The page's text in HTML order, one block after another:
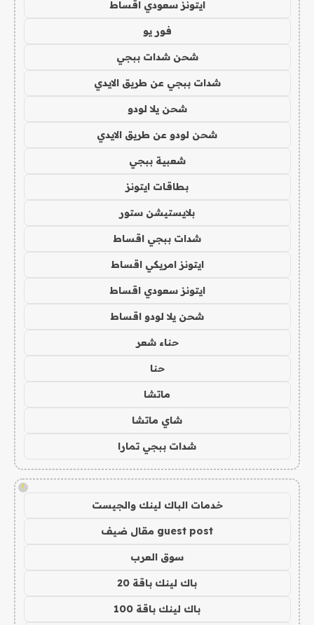
ايتونز سعودي اقساط
فور يو
شحن شدات ببجي
شدات ببجي عن طريق الايدي
شحن يلا لودو
شحن لودو عن طريق الايدي
شعبية ببجي
بطاقات ايتونز
بلايستيشن ستور
شدات ببجي اقساط
ايتونز امريكي اقساط
ايتونز سعودي اقساط
شحن يلا لودو اقساط
حناء شعر
حنا
ماتشا
شاي ماتشا
شدات ببجي تمارا
!
خدمات الباك لينك والجيست
guest post مقال ضيف
سوق العرب
باك لينك باقة 20
باك لينك باقة 100